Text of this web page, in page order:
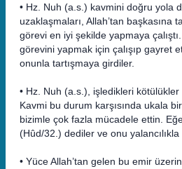
• Hz. Nuh (a.s.) kavmini doğru yola
uzaklaşmaları, Allah’tan
görevi en iyi şekilde yapmaya
görevini yapmak için çalışıp gayret
onunla tartışmaya girdiler.
• Hz. Nuh (a.s.), işledikleri
Kavmi bu durum karşısında ukala
bizimle çok fazla mücadele ettin.
(Hûd/32.) dediler ve onu yalancılıkla
• Yüce Allah’tan gelen bu emir